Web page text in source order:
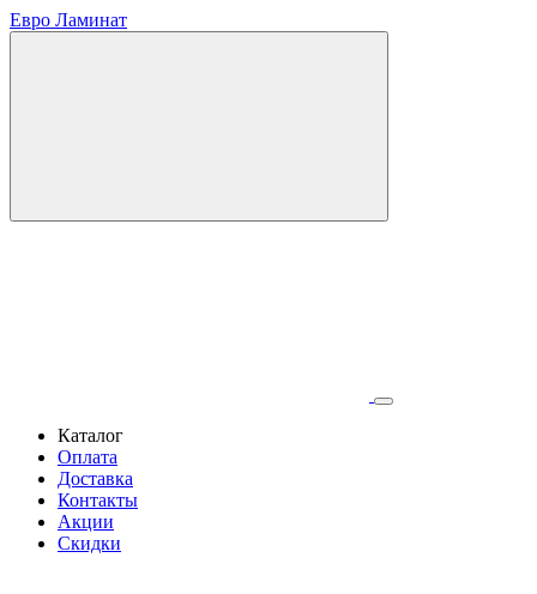
Евро Ламинат
Каталог
Оплата
Доставка
Контакты
Акции
Скидки